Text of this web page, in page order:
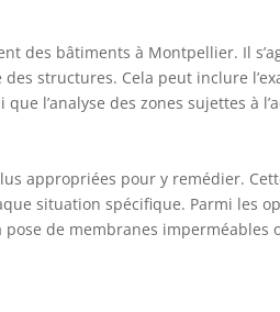
des bâtiments à Montpellier. Il
structures. Cela peut inclure
l’analyse des zones sujettes à
appropriées pour y remédier.
situation spécifique. Parmi les
de membranes imperméables